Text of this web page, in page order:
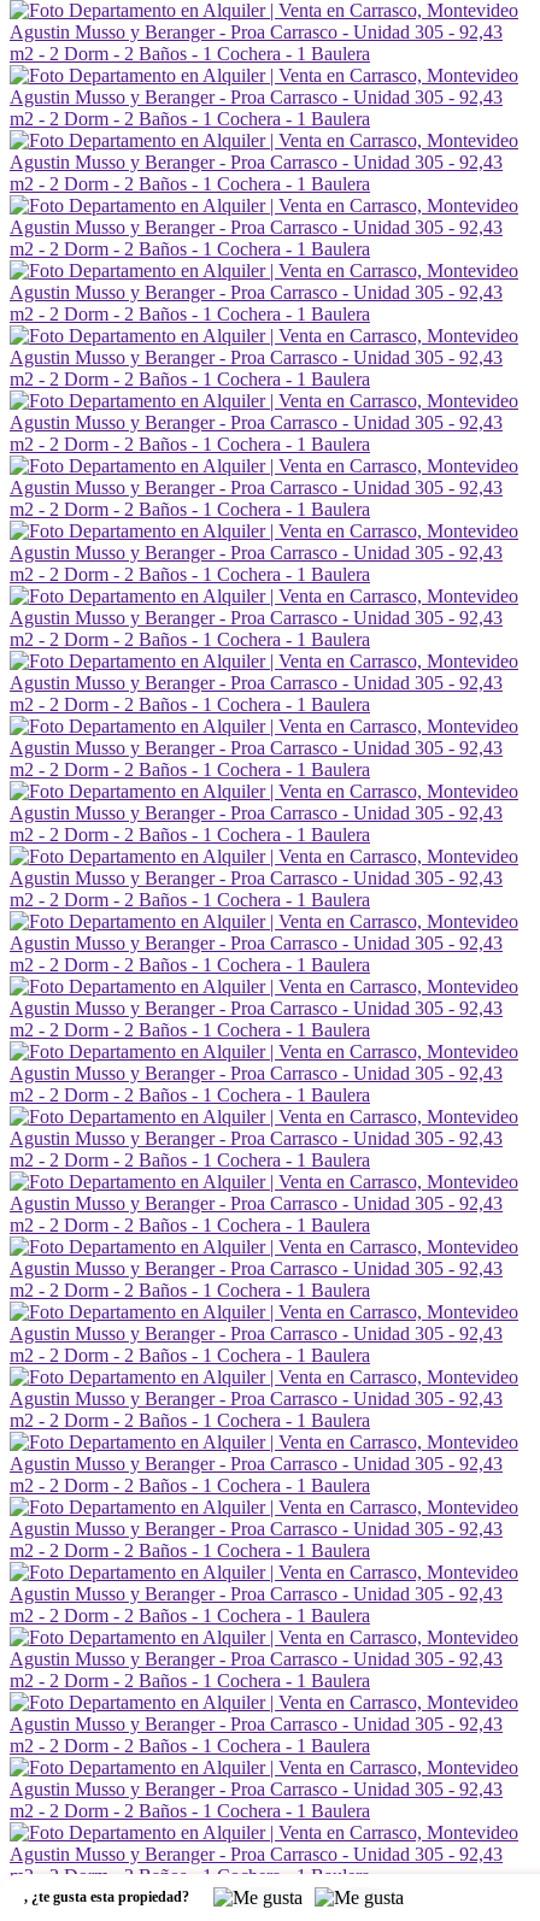
, ¿te gusta esta propiedad?